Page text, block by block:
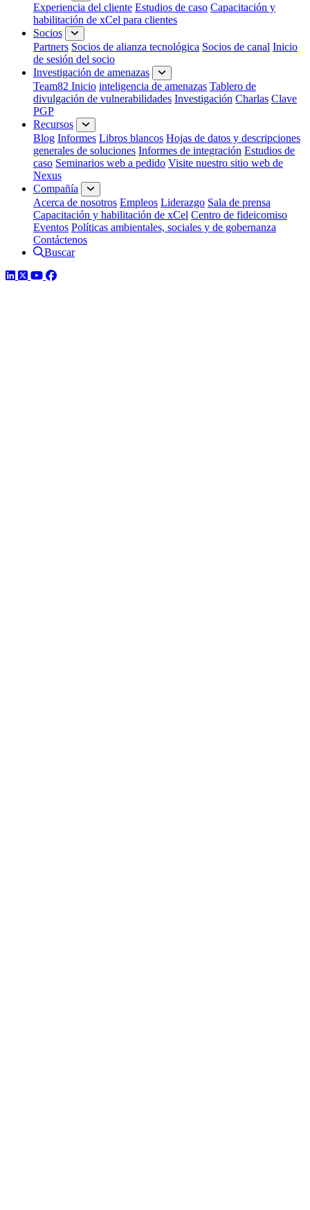
Experiencia del cliente Estudios de caso Capacitación y
habilitación de xCel para clientes
Socios
Partners Socios de alianza tecnológica Socios de canal Inicio
de sesión del socio
Investigación de amenazas
Team82 Inicio inteligencia de amenazas Tablero de
divulgación de vulnerabilidades Investigación Charlas Clave
PGP
Recursos
Blog Informes Libros blancos Hojas de datos y descripciones
generales de soluciones Informes de integración Estudios de
caso Seminarios web a pedido Visite nuestro sitio web de
Nexus
Compañía
Acerca de nosotros Empleos Liderazgo Sala de prensa
Capacitación y habilitación de xCel Centro de fideicomiso
Eventos Políticas ambientales, sociales y de gobernanza
Contáctenos
Buscar
LinkedIn
TwitterYouTube
Facebook